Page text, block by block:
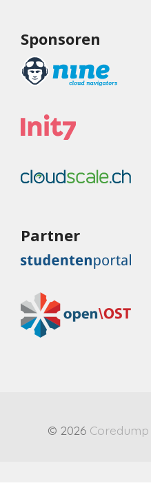
Sponsoren
Partner
© 2026 Coredump